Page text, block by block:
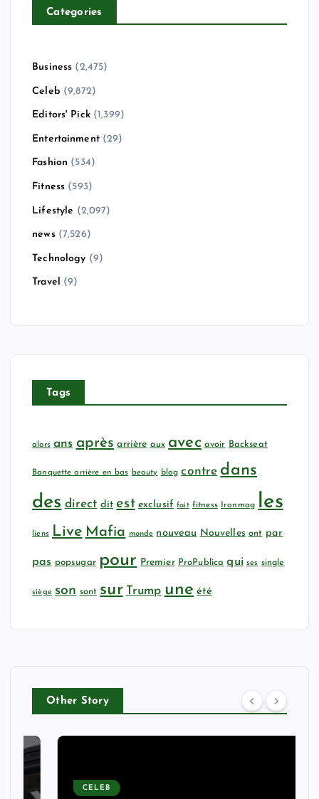
Categories
Business (2,475)
Celeb (9,872)
Editors' Pick(1,399)
Entertainment(29)
Fashion (534)
Fitness (593)
Lifestyle (2,097)
news(7,526)
Technology (9)
Travel (9)
Tags
alors ans après arrière aux avec avoir Backseat
Banquette arrière en bas beauty blog contre dans
des direct dit est exclusif fait fitness Ironmag les
liens Live Mafia monde nouveau Nouvelles ont par
pas popsugar pour Premier ProPublica qui ses single
siège son sont sur Trump une été
Other Story
CELEB